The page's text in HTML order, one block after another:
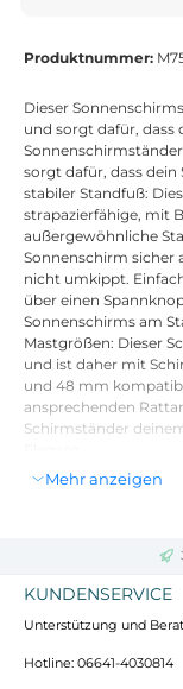
Produktnummer:
Dieser
und sorgt dafür, dass
sorgt dafür, dass
stabiler Standfuß:
strapazierfähige, mit
außergewöhnliche
Sonnenschirm sicher
nicht umkippt.
über einen
Sonnenschirms am
Mastgrößen: Dieser
und ist daher mit
und 48 mm
ansprechenden
Schirmständer
Abmessungen:
Geeignete
Rattan-Muster
Mehr anzeigen
KUNDENSERVICE
Unterstützung und
Hotline: 06641-4030814